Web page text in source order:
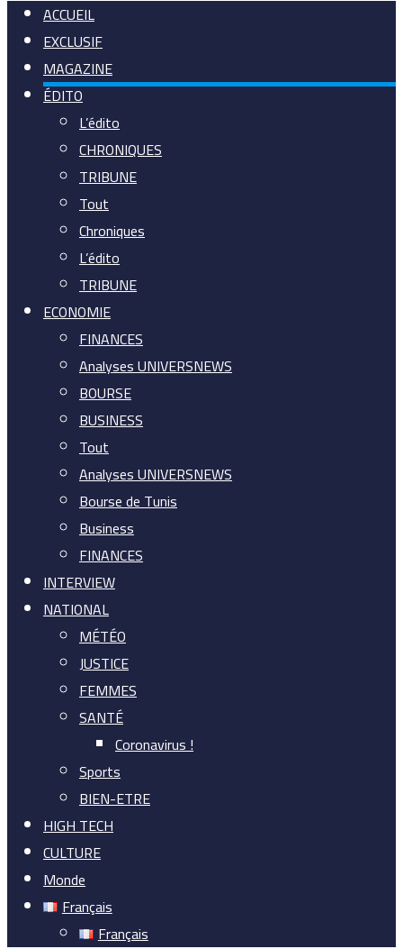
ACCUEIL
EXCLUSIF
MAGAZINE
ÉDITO
L’édito
CHRONIQUES
TRIBUNE
Tout
Chroniques
L’édito
TRIBUNE
ECONOMIE
FINANCES
Analyses UNIVERSNEWS
BOURSE
BUSINESS
Tout
Analyses UNIVERSNEWS
Bourse de Tunis
Business
FINANCES
INTERVIEW
NATIONAL
MÉTÉO
JUSTICE
FEMMES
SANTÉ
Coronavirus !
Sports
BIEN-ETRE
HIGH TECH
CULTURE
Monde
Français
Français